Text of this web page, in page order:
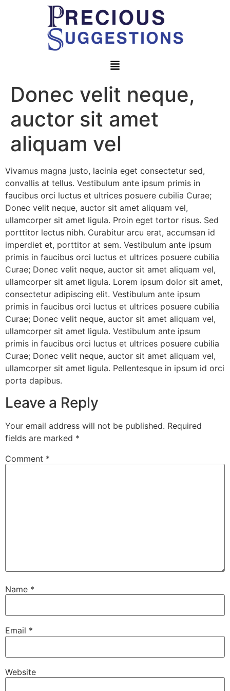
Donec velit neque,
auctor sit amet
aliquam vel
Vivamus magna justo, lacinia eget consectetur sed,
convallis at tellus. Vestibulum ante ipsum primis in
faucibus orci luctus et ultrices posuere cubilia Curae;
Donec velit neque, auctor sit amet aliquam vel,
ullamcorper sit amet ligula. Proin eget tortor risus. Sed
porttitor lectus nibh. Curabitur arcu erat, accumsan id
imperdiet et, porttitor at sem. Vestibulum ante ipsum
primis in faucibus orci luctus et ultrices posuere cubilia
Curae; Donec velit neque, auctor sit amet aliquam vel,
ullamcorper sit amet ligula. Lorem ipsum dolor sit amet,
consectetur adipiscing elit. Vestibulum ante ipsum
primis in faucibus orci luctus et ultrices posuere cubilia
Curae; Donec velit neque, auctor sit amet aliquam vel,
ullamcorper sit amet ligula. Vestibulum ante ipsum
primis in faucibus orci luctus et ultrices posuere cubilia
Curae; Donec velit neque, auctor sit amet aliquam vel,
ullamcorper sit amet ligula. Pellentesque in ipsum id orci
porta dapibus.
Leave a Reply
Your email address will not be published. Required
fields are marked *
Comment *
Name *
Email *
Website